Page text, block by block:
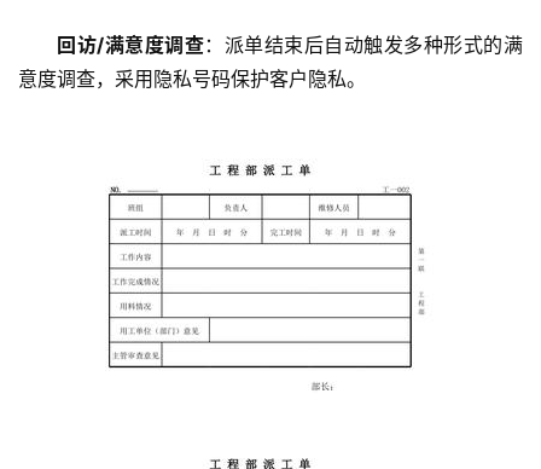
回访/满意度调查：派单结束后自动触发多种形式的满
意度调查，采用隐私号码保护客户隐私。